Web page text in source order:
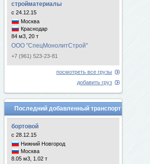
стройматериалы
с 24.12.15
Москва
Краснодар
84 м3, 20 т
ООО "СпецМонолитСтрой"
+7 (961) 523-23-81
посмотреть все грузы
добавить груз
Последний добавленный транспорт
бортовой
с 28.12.15
Нижний Новгород
Москва
8.05 м3, 1.02 т